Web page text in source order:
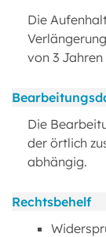
Die
von 3
Die
der örtlich
abhängig.
Rechtsbehelf